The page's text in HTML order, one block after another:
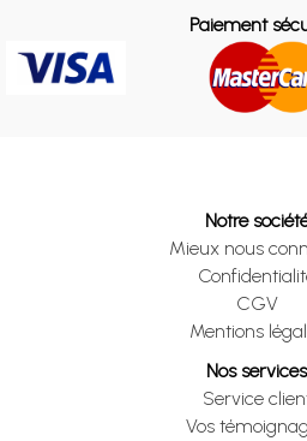
Paiement
Notre
Mieux nous
CGV
Mentions
Nos services
Service
Vos